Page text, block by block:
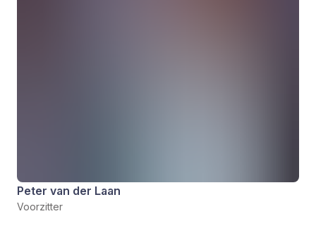
Peter van der Laan
Voorzitter